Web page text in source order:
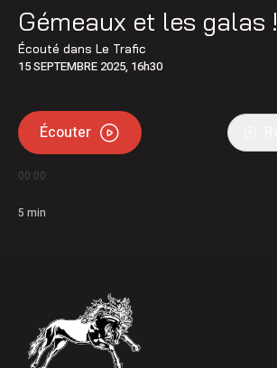
Gémeaux et les galas !
Écouté dans Le Trafic
15 SEPTEMBRE 2025, 16h30
Écouter
00:00
5 min